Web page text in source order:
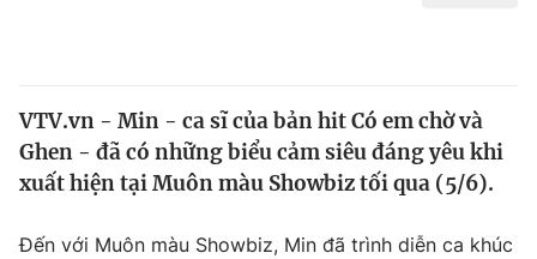
Thế giới
Kinh tế
VTV.vn - Min - ca sĩ của bản hit Có em chờ và
Ghen - đã có những biểu cảm siêu đáng yêu khi
xuất hiện tại Muôn màu Showbiz tối qua (5/6).
Đến với Muôn màu Showbiz, Min đã trình diễn ca khúc